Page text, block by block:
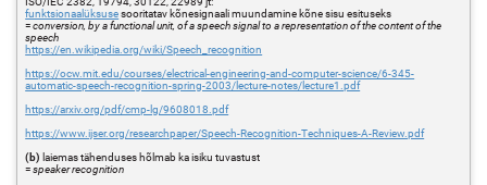
funktsionaalüksusesooritatav kõnesignaali muundamine kõne sisu esituseks
=conversion, by a functional unit, of a speech signal to a representation of the content of the
speech
https://en.wikipedia.org/wiki/Speech_recognition
https://ocw.mit.edu/courses/electrical-engineering-and-computer-science/6-345-
automatic-speech-recognition-spring-2003/lecture-notes/lecture1.pdf
https://arxiv.org/pdf/cmp-lg/9608018.pdf
https://www.ijser.org/researchpaper/Speech-Recognition-Techniques-A-Review.pdf
(b) laiemas tähenduses hõlmab ka isiku tuvastust
=speaker recognition